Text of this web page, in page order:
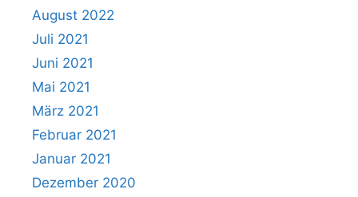
August 2022
Juli 2021
Juni 2021
Mai 2021
März 2021
Februar 2021
Januar 2021
Dezember 2020